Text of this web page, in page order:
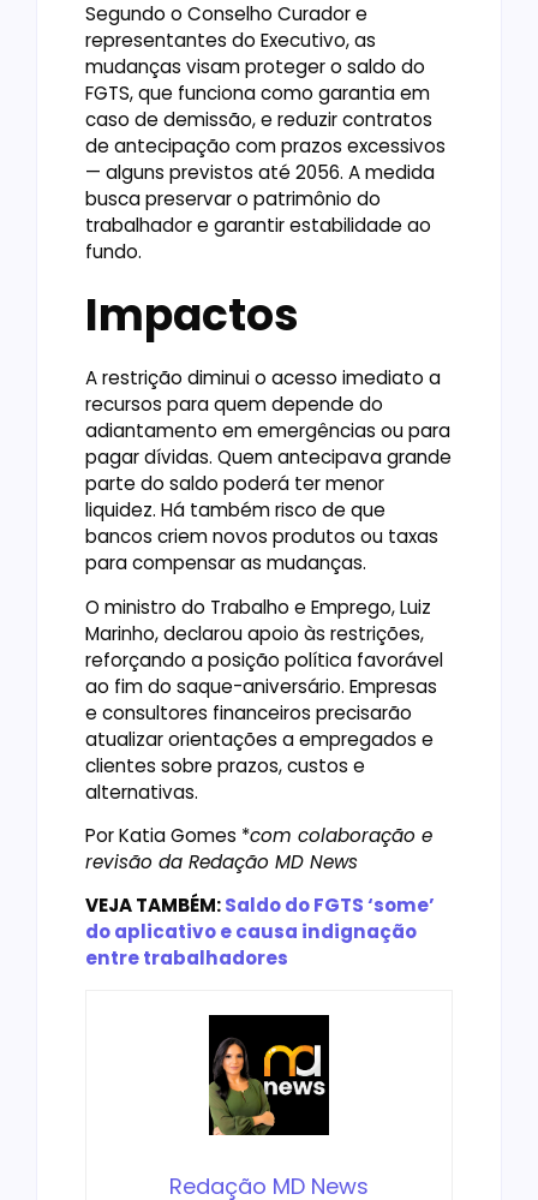
Segundo o Conselho Curador e
representantes do Executivo, as
mudanças visam proteger o saldo do
FGTS, que funciona como garantia em
caso de demissão, e reduzir contratos
de antecipação com prazos excessivos
— alguns previstos até 2056. A medida
busca preservar o patrimônio do
trabalhador e garantir estabilidade ao
fundo.
Impactos
A restrição diminui o acesso imediato a
recursos para quem depende do
adiantamento em emergências ou para
pagar dívidas. Quem antecipava grande
parte do saldo poderá ter menor
liquidez. Há também risco de que
bancos criem novos produtos ou taxas
para compensar as mudanças.
O ministro do Trabalho e Emprego, Luiz
Marinho, declarou apoio às restrições,
reforçando a posição política favorável
ao fim do saque-aniversário. Empresas
e consultores financeiros precisarão
atualizar orientações a empregados e
clientes sobre prazos, custos e
alternativas.
Por Katia Gomes *com colaboração e
revisão da Redação MD News
VEJA TAMBÉM:Saldo do FGTS ‘some’
do aplicativo e causa indignação
entre trabalhadores
Redação MD News